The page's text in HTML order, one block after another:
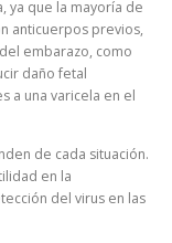
ya que la mayoría de
anticuerpos previos,
embarazo, como
daño fetal
a una varicela en el
de cada situación.
en la
del virus en las